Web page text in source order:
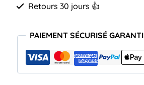
Retours 30 jours 👍
PAIEMENT SÉCURISÉ GARANTI